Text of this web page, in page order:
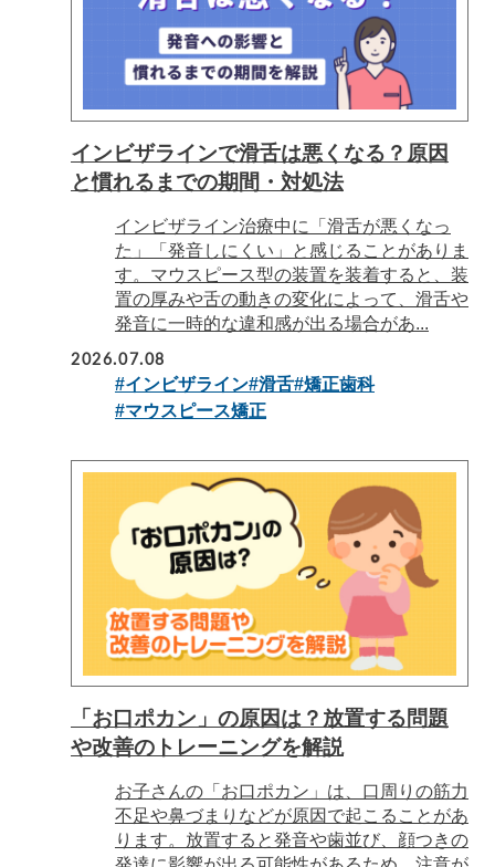
インビザラインで滑舌は悪くなる？原因
と慣れるまでの期間・対処法
インビザライン治療中に「滑舌が悪くなっ
た」「発音しにくい」と感じることがありま
す。マウスピース型の装置を装着すると、装
置の厚みや舌の動きの変化によって、滑舌や
発音に一時的な違和感が出る場合があ...
2026.07.08
#インビザライン#滑舌#矯正歯科
#マウスピース矯正
「お口ポカン」の原因は？放置する問題
や改善のトレーニングを解説
お子さんの「お口ポカン」は、口周りの筋力
不足や鼻づまりなどが原因で起こることがあ
ります。放置すると発音や歯並び、顔つきの